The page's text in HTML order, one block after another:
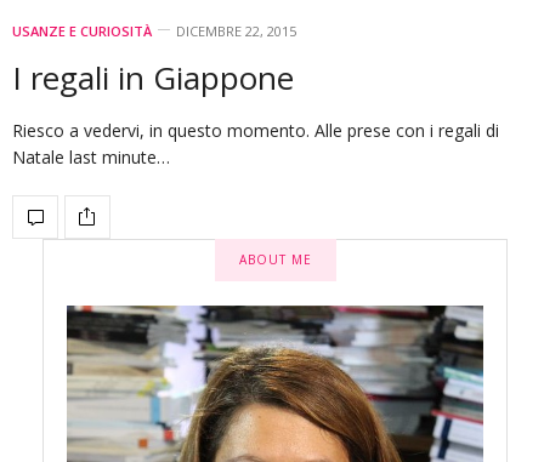
USANZE E CURIOSITÀ DICEMBRE 22, 2015
I regali in Giappone
Riesco a vedervi, in questo momento. Alle prese con i regali di
Natale last minute…
ABOUT ME